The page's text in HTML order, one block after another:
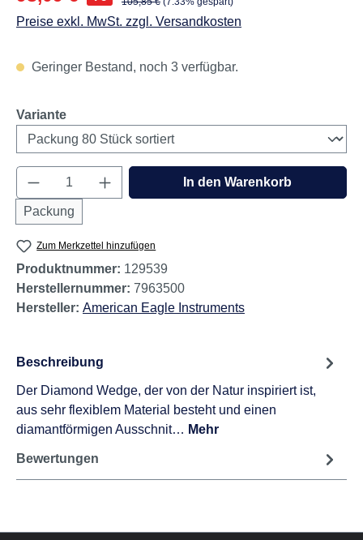
Preise exkl. MwSt. zzgl. Versandkosten
Geringer Bestand, noch 3 verfügbar.
Varianteauswählen
Produkt Anzahl: Gib den gewünschten
Packung
In den Warenkorb
Zum Merkzettel hinzufügen
Produktnummer: 129539
Herstellernummer: 7963500
Hersteller: American Eagle Instruments
Beschreibung
Der Diamond Wedge, der von der Natur inspiriert ist,
aus sehr flexiblem Material besteht und einen
diamantförmigen Ausschnit… Mehr
Bewertungen